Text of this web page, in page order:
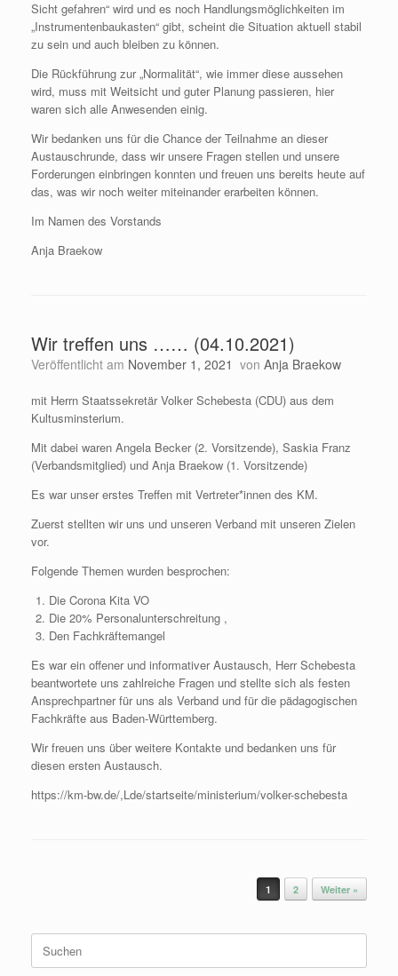
Sicht gefahren“ wird und es noch Handlungsmöglichkeiten im
„Instrumentenbaukasten“ gibt, scheint die Situation aktuell stabil
zu sein und auch bleiben zu können.
Die Rückführung zur „Normalität“, wie immer diese aussehen
wird, muss mit Weitsicht und guter Planung passieren, hier
waren sich alle Anwesenden einig.
Wir bedanken uns für die Chance der Teilnahme an dieser
Austauschrunde, dass wir unsere Fragen stellen und unsere
Forderungen einbringen konnten und freuen uns bereits heute auf
das, was wir noch weiter miteinander erarbeiten können.
Im Namen des Vorstands
Anja Braekow
Wir treffen uns …… (04.10.2021)
Veröffentlicht am November 1, 2021 von Anja Braekow
mit Herrn Staatssekretär Volker Schebesta (CDU) aus dem
Kultusminsterium.
Mit dabei waren Angela Becker (2. Vorsitzende), Saskia Franz
(Verbandsmitglied) und Anja Braekow (1. Vorsitzende)
Es war unser erstes Treffen mit Vertreter*innen des KM.
Zuerst stellten wir uns und unseren Verband mit unseren Zielen
vor.
Folgende Themen wurden besprochen:
Die Corona Kita VO
Die 20% Personalunterschreitung ,
Den Fachkräftemangel
Es war ein offener und informativer Austausch, Herr Schebesta
beantwortete uns zahlreiche Fragen und stellte sich als festen
Ansprechpartner für uns als Verband und für die pädagogischen
Fachkräfte aus Baden-Württemberg.
Wir freuen uns über weitere Kontakte und bedanken uns für
diesen ersten Austausch.
https://km-bw.de/,Lde/startseite/ministerium/volker-schebesta
1 2 Weiter »
Suchen
nach: